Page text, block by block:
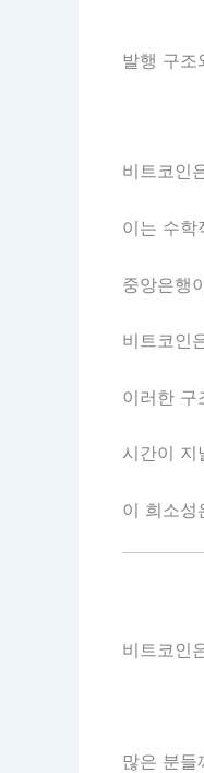
발행 구조
비트코인
이는 수학
중앙은행
비트코인
이러한 구
시간이 지
이 희소성
비트코인
많은 분들